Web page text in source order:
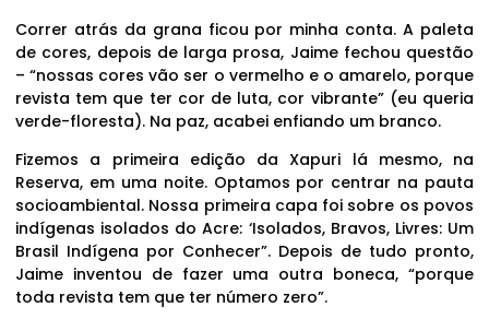
Correr atrás da grana ficou por minha conta. A paleta
de cores, depois de larga prosa, Jaime fechou questão
– “nossas cores vão ser o vermelho e o amarelo, porque
revista tem que ter cor de luta, cor vibrante” (eu queria
verde-floresta). Na paz, acabei enfiando um branco.
Fizemos a primeira edição da Xapuri lá mesmo, na
Reserva, em uma noite. Optamos por centrar na pauta
socioambiental. Nossa primeira capa foi sobre os povos
indígenas isolados do Acre: ‘Isolados, Bravos, Livres: Um
Brasil Indígena por Conhecer”. Depois de tudo pronto,
Jaime inventou de fazer uma outra boneca, “porque
toda revista tem que ter número zero”.